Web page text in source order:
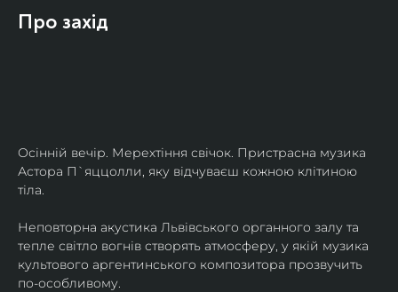
Про захід
Осінній вечір. Мерехтіння свічок. Пристрасна музика
Астора П`яццолли, яку відчуваєш кожною клітиною
тіла.
Неповторна акустика Львівського органного залу та
тепле світло вогнів створять атмосферу, у якій музика
культового аргентинського композитора прозвучить
по-особливому.